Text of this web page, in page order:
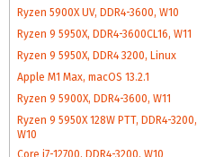
Ryzen 5900X UV, DDR4-3600, W10
Ryzen 9 5950X, DDR4-3600CL16, W11
Ryzen 9 5950X, DDR4 3200, Linux
Apple M1 Max, macOS 13.2.1
Ryzen 9 5900X, DDR4-3600, W11
Ryzen 9 5950X 128W PTT, DDR4-3200,
W10
Core i7-12700, DDR4-3200, W10